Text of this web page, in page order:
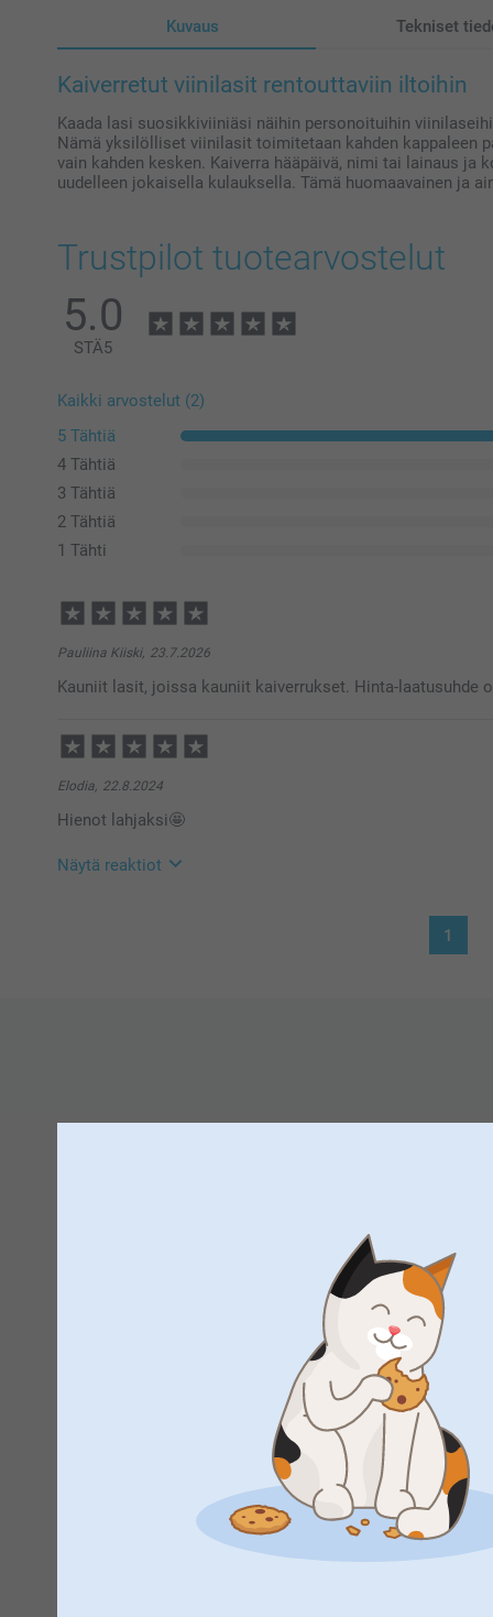
Kuvaus Tekniset
Kaiverretut viinilasit rentouttaviin iltoihin
Kaada lasi suosikkiviiniäsi näihin personoituihin
Nämä yksilölliset viinilasit toimitetaan kahden kappaleen
vain kahden kesken. Kaiverra hääpäivä, nimi tai lainaus ja
uudelleen jokaisella kulauksella. Tämä huomaavainen ja
Trustpilot tuotearvostelut
5.0
STÄ5
Kaikki arvostelut (2)
5 Tähtiä
4 Tähtiä
3 Tähtiä
2 Tähtiä
1 Tähti
Pauliina Kiiski, 23.7.2026
Kauniit lasit, joissa kauniit kaiverrukset. Hinta-laatusuhde
Elodia, 22.8.2024
Hienot lahjaksi🤩
Näytä reaktiot
1